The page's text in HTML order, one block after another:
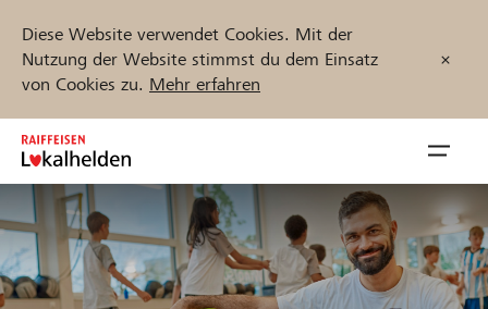
Diese Website verwendet Cookies. Mit der
Nutzung der Website stimmst du dem Einsatz
von Cookies zu. Mehr erfahren
Zum
Inhalt
springen
öffnen
Jetzt starten